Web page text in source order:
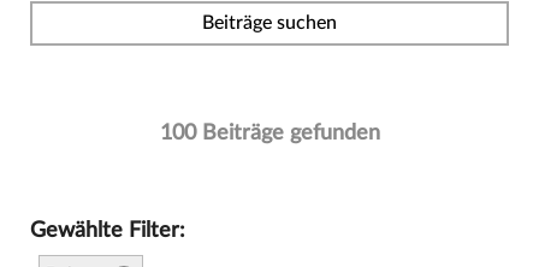
Beiträge suchen
100 Beiträge gefunden
Gewählte Filter: